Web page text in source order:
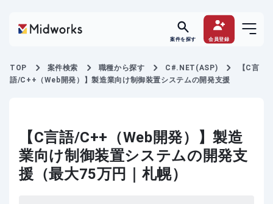
案件を探す 会員登録
TOP 案件検索 職種から探す C#.NET(ASP)
【C言
語/C++（Web開発）】製造業向け制御装置システムの開発支援
【C言語/C++（Web開発）】製造
業向け制御装置システムの開発支
援（最大75万円｜札幌）